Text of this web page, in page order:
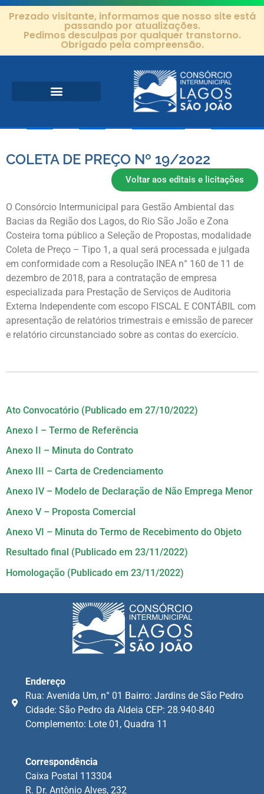
Prezado visitante, informamos que nosso site está
passando por atualizações.
Pedimos desculpas por qualquer transtorno.
Obrigado pela compreensão.
COLETA DE PREÇO Nº 19/2022
Voltar aos editais e licitações
O Consórcio Intermunicipal para Gestão Ambiental das
Bacias da Região dos Lagos, do Rio São João e Zona
Costeira torna público a Seleção de Propostas, modalidade
Coleta de Preço – Tipo 1, a qual será processada e julgada
em conformidade com a Resolução INEA n° 160 de 11 de
dezembro de 2018, para a contratação de empresa
especializada para Prestação de Serviços de Auditoria
Externa Independente com escopo FISCAL E CONTÁBIL com
apresentação de relatórios trimestrais e emissão de parecer
e relatório circunstanciado sobre as contas do exercício.
Ato Convocatório (Publicado em 27/10/2022)
Anexo I – Termo de Referência
Anexo II – Minuta do Contrato
Anexo III – Carta de Credenciamento
Anexo IV – Modelo de Declaração de Não Emprega Menor
Anexo V – Proposta Comercial
Anexo VI – Minuta do Termo de Recebimento do Objeto
Resultado final (Publicado em 23/11/2022)
Homologação (Publicado em 23/11/2022)
Endereço
Rua: Avenida Um, n° 01 Bairro: Jardins de São Pedro
Cidade: São Pedro da Aldeia CEP: 28.940-840
Complemento: Lote 01, Quadra 11
Correspondência
Caixa Postal 113304
R. Dr. Antônio Alves, 232